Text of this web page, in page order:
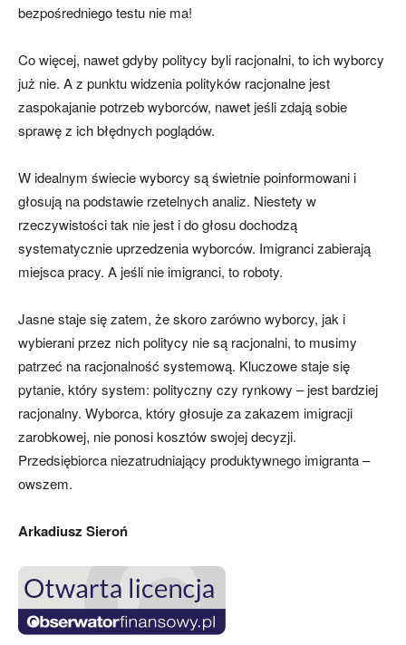
bezpośredniego testu nie ma!
Co więcej, nawet gdyby politycy byli racjonalni, to ich wyborcy
już nie. A z punktu widzenia polityków racjonalne jest
zaspokajanie potrzeb wyborców, nawet jeśli zdają sobie
sprawę z ich błędnych poglądów.
W idealnym świecie wyborcy są świetnie poinformowani i
głosują na podstawie rzetelnych analiz. Niestety w
rzeczywistości tak nie jest i do głosu dochodzą
systematycznie uprzedzenia wyborców. Imigranci zabierają
miejsca pracy. A jeśli nie imigranci, to roboty.
Jasne staje się zatem, że skoro zarówno wyborcy, jak i
wybierani przez nich politycy nie są racjonalni, to musimy
patrzeć na racjonalność systemową. Kluczowe staje się
pytanie, który system: polityczny czy rynkowy – jest bardziej
racjonalny. Wyborca, który głosuje za zakazem imigracji
zarobkowej, nie ponosi kosztów swojej decyzji.
Przedsiębiorca niezatrudniający produktywnego imigranta –
owszem.
Arkadiusz Sieroń